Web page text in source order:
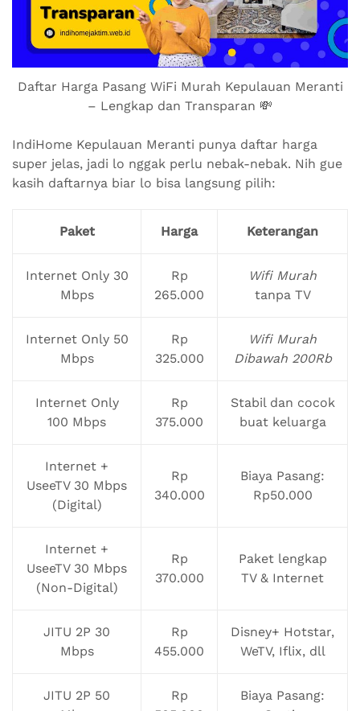
Daftar Harga Pasang WiFi Murah Kepulauan Meranti
– Lengkap dan Transparan 💸
IndiHome Kepulauan Meranti punya daftar harga
super jelas, jadi lo nggak perlu nebak-nebak. Nih gue
kasih daftarnya biar lo bisa langsung pilih:
Paket Harga Keterangan
Internet Only 30
Mbps
Rp
265.000
Wifi Murah
tanpa TV
Internet Only 50
Mbps
Rp
325.000
Wifi Murah
Dibawah 200Rb
Internet Only
100 Mbps
Rp
375.000
Stabil dan cocok
buat keluarga
Internet +
UseeTV 30 Mbps
(Digital)
Rp
340.000
Biaya Pasang:
Rp50.000
Internet +
UseeTV 30 Mbps
(Non-Digital)
Rp
370.000
Paket lengkap
TV & Internet
JITU 2P 30
Mbps
Rp
455.000
Disney+ Hotstar,
WeTV, Iflix, dll
JITU 2P 50
Rp
Biaya Pasang: